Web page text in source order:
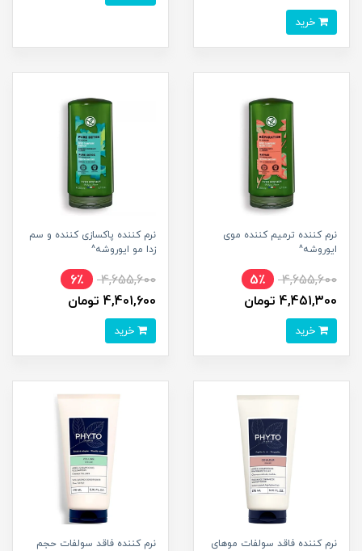
نرم کننده ترمیم کننده موی
ایوروشه^
4,655,600
5٪
4,451,300 تومان
نرم کننده پاکسازی کننده و سم
زدا مو ایوروشه^
4,655,600
6٪
4,401,600 تومان
نرم کننده فاقد سولفات موهای
نرم کننده فاقد سولفات حجم